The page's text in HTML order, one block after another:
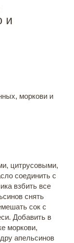
и
моркови и
цитрусовыми,
соединить с
взбить все
снять
сок с
Добавить в
моркови,
апельсинов